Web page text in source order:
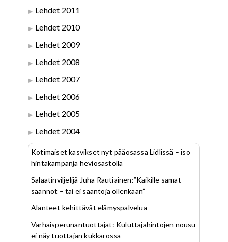
Lehdet 2011
Lehdet 2010
Lehdet 2009
Lehdet 2008
Lehdet 2007
Lehdet 2006
Lehdet 2005
Lehdet 2004
Kotimaiset kasvikset nyt pääosassa Lidlissä – iso
hintakampanja heviosastolla
Salaatinviljelijä Juha Rautiainen:”Kaikille samat
säännöt – tai ei sääntöjä ollenkaan”
Alanteet kehittävät elämyspalvelua
Varhaisperunantuottajat: Kuluttajahintojen nousu
ei näy tuottajan kukkarossa